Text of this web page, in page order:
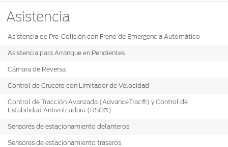
Kits de
Accesorios
Ford
Vehículos
Comerciales
Descubre
Tu Ford
Partes
Originales
Mantenimiento
Programa de
Comerciales
Llamado
Revisión
Partes
Soporte
Técnico
Asistencia
Asistencia de Pre-Colisión con Freno de Emergencia Automático
Asistencia para Arranque en Pendientes
Cámara de Reversa
Control de Crucero con Limitador de Velocidad
Control de Tracción Avanzada (AdvanceTrac®) y Control de
Estabilidad Antivolcadura (RSC®)
Sensores de estacionamiento delanteros
Sensores de estacionamiento traseros